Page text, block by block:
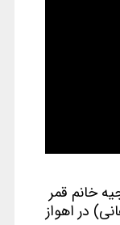
خانم قمر
در اهواز